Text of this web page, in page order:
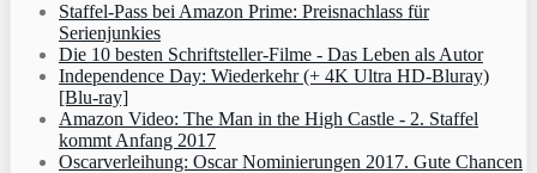
Staffel-Pass bei Amazon Prime: Preisnachlass für
Serienjunkies
Die 10 besten Schriftsteller-Filme - Das Leben als Autor
Independence Day: Wiederkehr (+ 4K Ultra HD-Bluray)
[Blu-ray]
Amazon Video: The Man in the High Castle - 2. Staffel
kommt Anfang 2017
Oscarverleihung: Oscar Nominierungen 2017. Gute Chancen